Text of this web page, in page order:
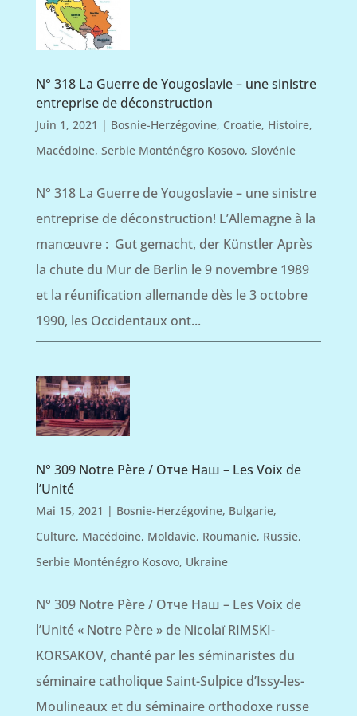
N° 318 La Guerre de Yougoslavie – une sinistre
entreprise de déconstruction
Juin 1, 2021 | Bosnie-Herzégovine, Croatie, Histoire,
Macédoine, Serbie Monténégro Kosovo, Slovénie
N° 318 La Guerre de Yougoslavie – une sinistre
entreprise de déconstruction! L’Allemagne à la
manœuvre : Gut gemacht, der Künstler Après
la chute du Mur de Berlin le 9 novembre 1989
et la réunification allemande dès le 3 octobre
1990, les Occidentaux ont...
N° 309 Notre Père / Отче Наш – Les Voix de
l’Unité
Mai 15, 2021 | Bosnie-Herzégovine, Bulgarie,
Culture, Macédoine, Moldavie, Roumanie, Russie,
Serbie Monténégro Kosovo, Ukraine
N° 309 Notre Père / Отче Наш – Les Voix de
l’Unité « Notre Père » de Nicolaï RIMSKI-
KORSAKOV, chanté par les séminaristes du
séminaire catholique Saint-Sulpice d’Issy-les-
Moulineaux et du séminaire orthodoxe russe